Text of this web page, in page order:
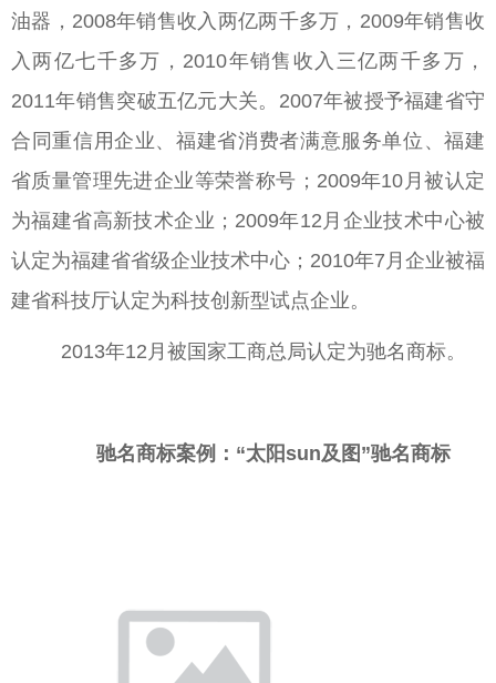
油器，2008年销售收入两亿两千多万，2009年销售收
入两亿七千多万，2010年销售收入三亿两千多万，
2011年销售突破五亿元大关。2007年被授予福建省守
合同重信用企业、福建省消费者满意服务单位、福建
省质量管理先进企业等荣誉称号；2009年10月被认定
为福建省高新技术企业；2009年12月企业技术中心被
认定为福建省省级企业技术中心；2010年7月企业被福
建省科技厅认定为科技创新型试点企业。
2013年12月被国家工商总局认定为驰名商标。
驰名商标案例：“太阳sun及图”驰名商标